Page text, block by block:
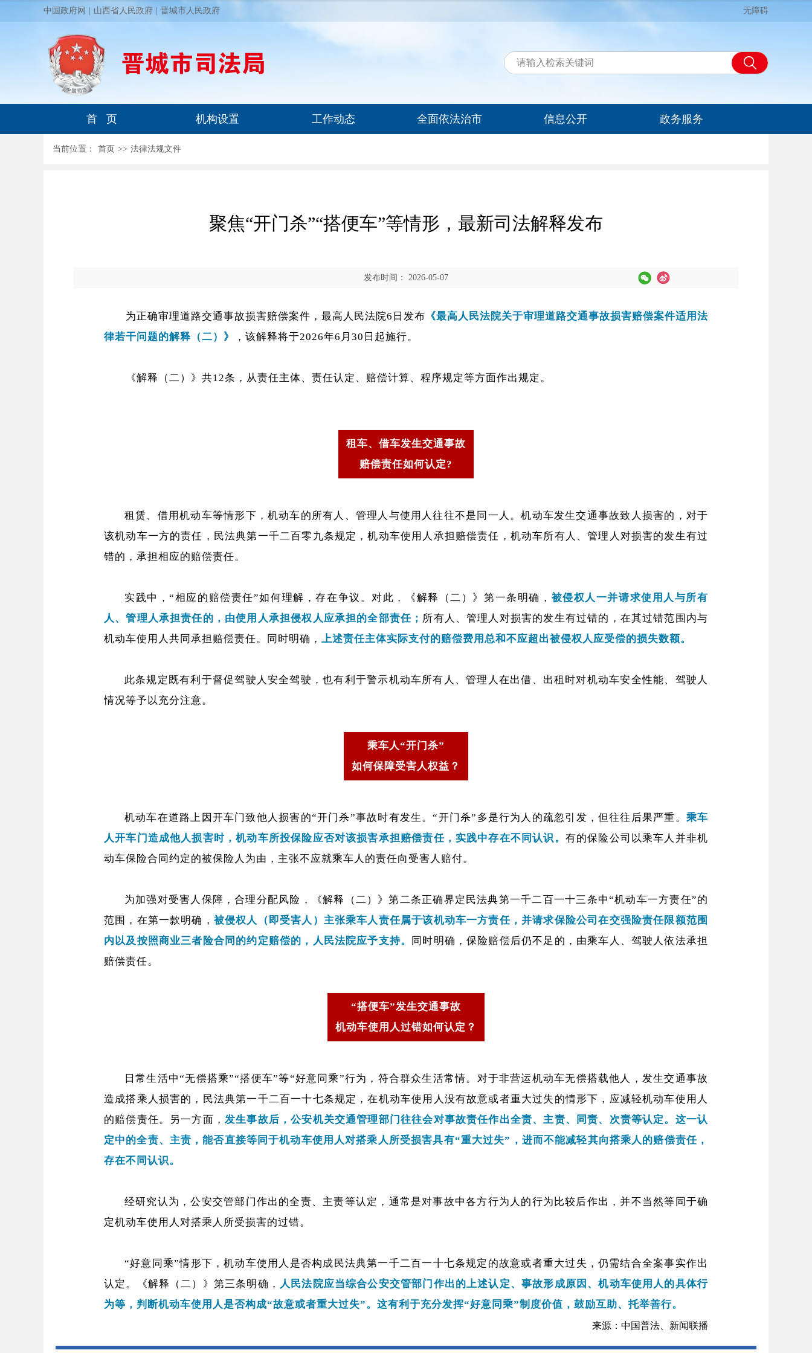
中国政府网 山西省人民政府 晋城市人民政府 无障碍
首 页 机构设置 工作动态 全面依法治市 信息公开 政务服务
当前位置： 首页 >> 法律法规文件
聚焦“开门杀”“搭便车”等情形，最新司法解释发布
发布时间： 2026-05-07
为正确审理道路交通事故损害赔偿案件，最高人民法院6日发布 《最高人民法院关于审理道路交通事故损害赔偿案件适用法
律若干问题的解释（二）》
，该解释将于2026年6月30日起施行。
《解释（二）》共12条，从责任主体、责任认定、赔偿计算、程序规定等方面作出规定。
租车、借车发生交通事故
赔偿责任如何认定?
租赁、借用机动车等情形下，机动车的所有人、管理人与使用人往往不是同一人。机动车发生交通事故致人损害的，对于
该机动车一方的责任，民法典第一千二百零九条规定，机动车使用人承担赔偿责任，机动车所有人、管理人对损害的发生有过
错的，承担相应的赔偿责任。
实践中，“相应的赔偿责任”如何理解，存在争议。对此，《解释（二）》第一条明确， 被侵权人一并请求使用人与所有
人、管理人承担责任的，由使用人承担侵权人应承担的全部责任； 所有人、管理人对损害的发生有过错的，在其过错范围内与
机动车使用人共同承担赔偿责任。同时明确， 上述责任主体实际支付的赔偿费用总和不应超出被侵权人应受偿的损失数额。
此条规定既有利于督促驾驶人安全驾驶，也有利于警示机动车所有人、管理人在出借、出租时对机动车安全性能、驾驶人
情况等予以充分注意。
乘车人“开门杀”
如何保障受害人权益？
机动车在道路上因开车门致他人损害的“开门杀”事故时有发生。“开门杀”多是行为人的疏忽引发，但往往后果严重。 乘车
人开车门造成他人损害时，机动车所投保险应否对该损害承担赔偿责任，实践中存在不同认识。 有的保险公司以乘车人并非机
动车保险合同约定的被保险人为由，主张不应就乘车人的责任向受害人赔付。
为加强对受害人保障，合理分配风险，《解释（二）》第二条正确界定民法典第一千二百一十三条中“机动车一方责任”的
范围，在第一款明确， 被侵权人（即受害人）主张乘车人责任属于该机动车一方责任，并请求保险公司在交强险责任限额范围
内以及按照商业三者险合同的约定赔偿的，人民法院应予支持。 同时明确，保险赔偿后仍不足的，由乘车人、驾驶人依法承担
赔偿责任。
“搭便车”发生交通事故
机动车使用人过错如何认定？
日常生活中“无偿搭乘”“搭便车”等“好意同乘”行为，符合群众生活常情。对于非营运机动车无偿搭载他人，发生交通事故
造成搭乘人损害的，民法典第一千二百一十七条规定，在机动车使用人没有故意或者重大过失的情形下，应减轻机动车使用人
的赔偿责任。另一方面，发生事故后，公安机关交通管理部门往往会对事故责任作出全责、主责、同责、次责等认定。这一认
定中的全责、主责，能否直接等同于机动车使用人对搭乘人所受损害具有“重大过失”，进而不能减轻其向搭乘人的赔偿责任，
存在不同认识。
经研究认为，公安交管部门作出的全责、主责等认定，通常是对事故中各方行为人的行为比较后作出，并不当然等同于确
定机动车使用人对搭乘人所受损害的过错。
“好意同乘”情形下，机动车使用人是否构成民法典第一千二百一十七条规定的故意或者重大过失，仍需结合全案事实作出
认定。《解释（二）》第三条明确， 人民法院应当综合公安交管部门作出的上述认定、事故形成原因、机动车使用人的具体行
为等，判断机动车使用人是否构成“故意或者重大过失”。这有利于充分发挥“好意同乘”制度价值，鼓励互助、托举善行。
来源：中国普法、新闻联播